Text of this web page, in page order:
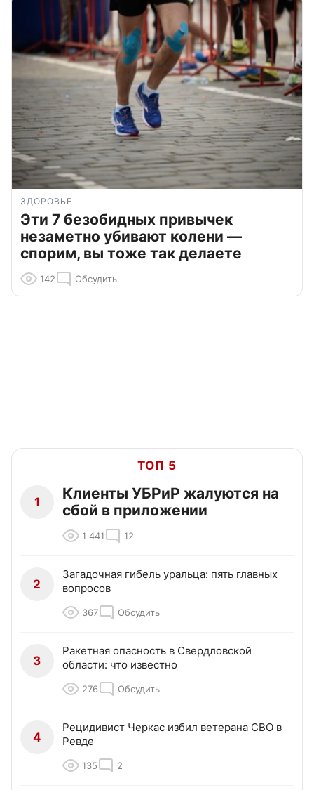
ЗДОРОВЬЕ
Эти 7 безобидных привычек
незаметно убивают колени —
спорим, вы тоже так делаете
142 Обсудить
ТОП 5
1
Клиенты УБРиР жалуются на
сбой в приложении
1 441 12
2
Загадочная гибель уральца: пять главных
вопросов
367 Обсудить
3
Ракетная опасность в Свердловской
области: что известно
276 Обсудить
4
Рецидивист Черкас избил ветерана СВО в
Ревде
135 2